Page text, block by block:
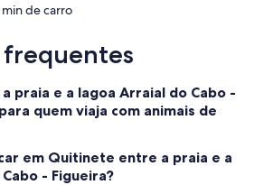
American - ‬3 min de carro
praia e a lagoa Arraial do Cabo -
quem viaja com animais de
em Quitinete entre a praia e a
- Figueira?